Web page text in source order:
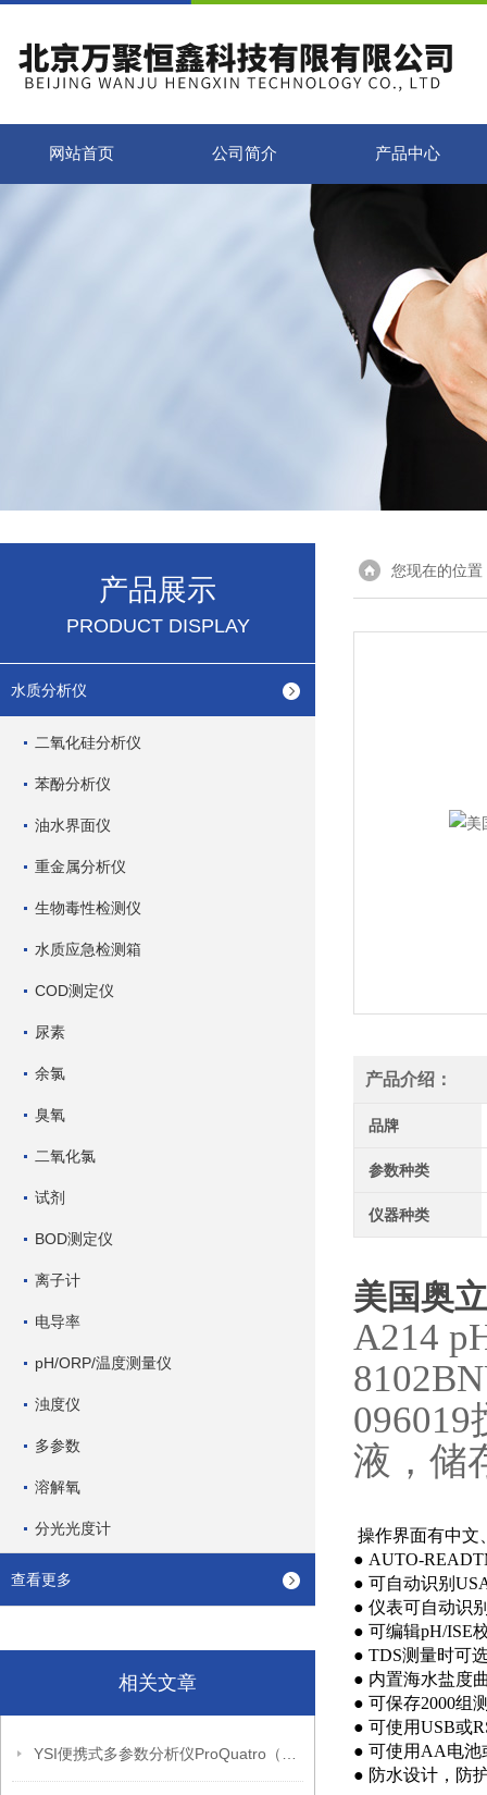
网站首页 公司简介 产品中心
产品展示
PRODUCT DISPLAY
水质分析仪
二氧化硅分析仪
苯酚分析仪
油水界面仪
重金属分析仪
生物毒性检测仪
水质应急检测箱
COD测定仪
尿素
余氯
臭氧
二氧化氯
试剂
BOD测定仪
离子计
电导率
pH/ORP/温度测量仪
浊度仪
多参数
溶解氧
分光光度计
查看更多
相关文章
您现在的位置
产品介绍：
品牌
参数种类
仪器种类
美国奥
A214
096019
液，储
操作界面有中文
● AUTO-
● 可自动识别
● 仪表可自动识
● 可编辑pH/ISE
● TDS测量时可
● 内置海水盐度
● 可保存2000组
● 可使用USB或
● 可使用AA电池
● 防水设计，防